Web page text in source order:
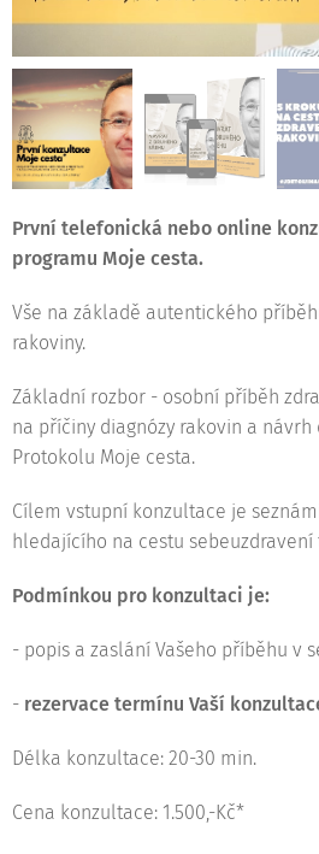
První telefonická nebo online
programu Moje cesta.
Vše na základě autentického
rakoviny.
Základní rozbor - osobní příběh
na příčiny diagnózy rakovin a
Protokolu Moje cesta.
Cílem vstupní konzultace je
hledajícího na cestu sebeuzdravení
Podmínkou pro konzultaci je:
- popis a zaslání Vašeho příběhu v
- rezervace termínu Vaší
Délka konzultace: 20-30 min.
Cena konzultace: 1.500,-Kč*